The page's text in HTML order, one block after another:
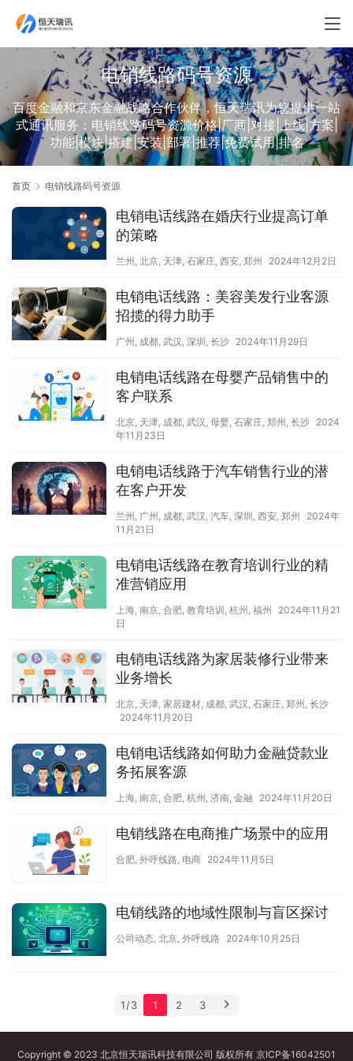
电销线路码号资源
百度金融和京东金融战略合作伙伴，恒天瑞讯为您提供一站
式通讯服务：电销线路码号资源价格|厂商|对接|上线|方案|
功能|模块|搭建|安装|部署|推荐|免费试用|排名
首页 电销线路码号资源
电销电话线路在婚庆行业提高订单
的策略
兰州 , 北京, 天津, 石家庄, 西安, 郑州 2024年12月2日
电销电话线路：美容美发行业客源
招揽的得力助手
广州 , 成都, 武汉 , 深圳 , 长沙 2024年11月29日
电销电话线路在母婴产品销售中的
客户联系
北京, 天津, 成都, 武汉 , 母婴, 石家庄, 郑州 , 长沙 2024
年11月23日
电销电话线路于汽车销售行业的潜
在客户开发
兰州 , 广州 , 成都, 武汉 , 汽车, 深圳 , 西安, 郑州
2024年
11月21日
电销电话线路在教育培训行业的精
准营销应用
上海, 南京, 合肥, 教育培训 , 杭州 , 福州
2024年11月21
日
电销电话线路为家居装修行业带来
业务增长
北京, 天津, 家居建材, 成都, 武汉 , 石家庄, 郑州 , 长沙
2024年11月20日
电销电话线路如何助力金融贷款业
务拓展客源
上海, 南京, 合肥, 杭州 , 济南, 金融 2024年11月20日
电销线路在电商推广场景中的应用
合肥, 外呼线路, 电商 2024年11月5日
电销线路的地域性限制与盲区探讨
公司动态, 北京, 外呼线路 2024年10月25日
1 / 3 1 2 3
Copyright © 2023 北京恒天瑞讯科技有限公司 版权所有 京ICP备16042501